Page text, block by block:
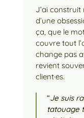
J’ai
d’une
ça, que le
couvre tout
change pas
revient
client·es.
“Je suis
tatouage